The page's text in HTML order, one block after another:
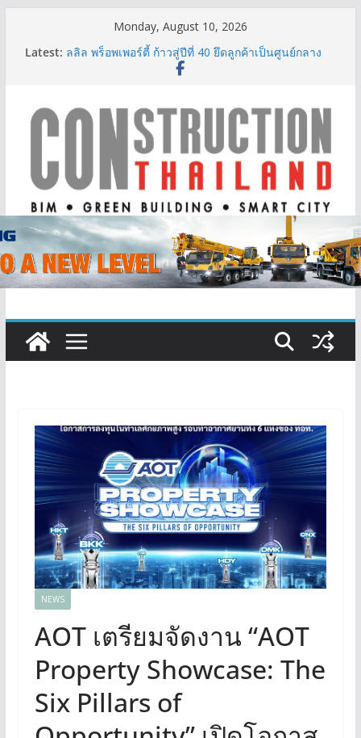
Monday, August 10, 2026
Latest: ลลิล พร็อพเพอร์ตี้ ก้าวสู่ปีที่ 40 ยึดลูกค้าเป็นศูนย์กลาง
เดินหน้าสร้างการเติบโตอย่างยั่งยืน
นิปปอนเพนต์ผนึก 6 พันธมิตรโมเดิร์นเทรดชั้นนำเปิดตัว
“NIPPON PAINT WORRY FREE”ยกระดับความมั่นใจ
TITLE เผยรายได้ครึ่งปีแรก’69 มากกว่า 2,000 ล้านบาท
เติบโต 377% ชี้ดีมานด์ภูเก็ตยังแกร่ง
Construction & Mining” ขับเคลื่อนอุตสาหกรรม
ก่อสร้างและเหมืองแร่สู่สังคมคาร์บอนต่ำอย่างยั่งยืน
NEWS
AOT เตรียมจัดงาน “AOT
Property Showcase: The
Six Pillars of